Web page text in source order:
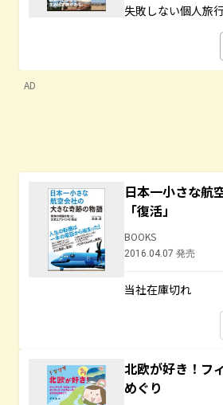
失敗しない個人旅
AD
日本一小さな航
「復活」
BOOKS
2016.04.07 発売
当社在庫切れ
北欧が好き！フ
めぐり